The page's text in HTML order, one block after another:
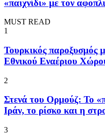
«παιχνίδι» με τον
MUST READ
1
Τουρκικός παροξυσμός
Εθνικού Εναέριου
2
Στενά του Ορμούζ: Το
Ιράν, το ρίσκο και η
3